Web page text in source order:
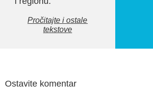
Pročitajte i ostale
tekstove
Ostavite komentar